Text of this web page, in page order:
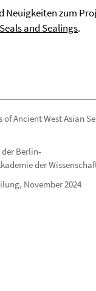
Neuigkeiten zum
and Sealings.
of Ancient West Asian
der Berlin-
der
November 2024